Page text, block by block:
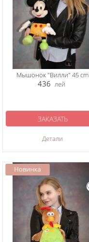
Мышонок "Вилли" 45 cm
436 лей
Детали
ЗАКАЗАТЬ